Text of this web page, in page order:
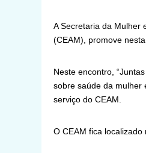
A Secretaria da Mulher
(CEAM), promove
Neste encontro,
sobre saúde da mulher
serviço do CEAM.
O CEAM fica localizado